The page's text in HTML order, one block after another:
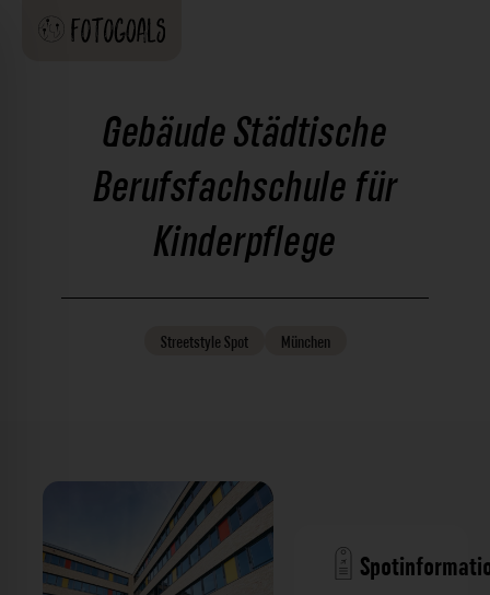
Gebäude Städtische
Berufsfachschule für
Kinderpflege
StreetstyleSpot München